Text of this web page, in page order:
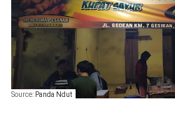
Source: Panda Ndut